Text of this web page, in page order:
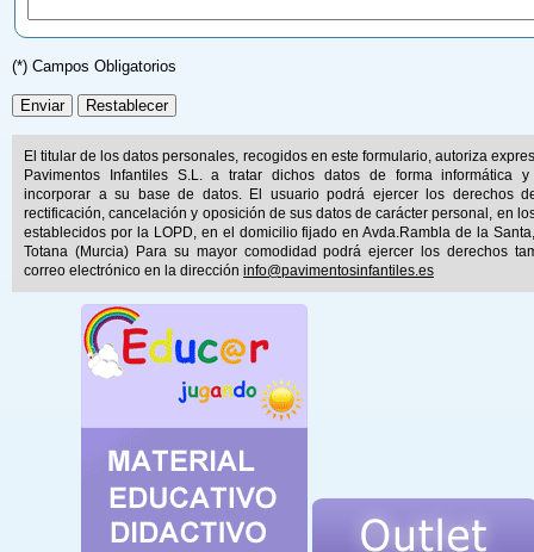
(*) Campos Obligatorios
El titular de los datos personales, recogidos en este formulario, autoriza
Pavimentos Infantiles S.L. a tratar dichos datos de forma informática y
incorporar a su base de datos. El usuario podrá ejercer los derechos
rectificación, cancelación y oposición de sus datos de carácter personal, en
establecidos por la LOPD, en el domicilio fijado en Avda.Rambla de la
Totana (Murcia) Para su mayor comodidad podrá ejercer los derechos
correo electrónico en la dirección info@pavimentosinfantiles.es